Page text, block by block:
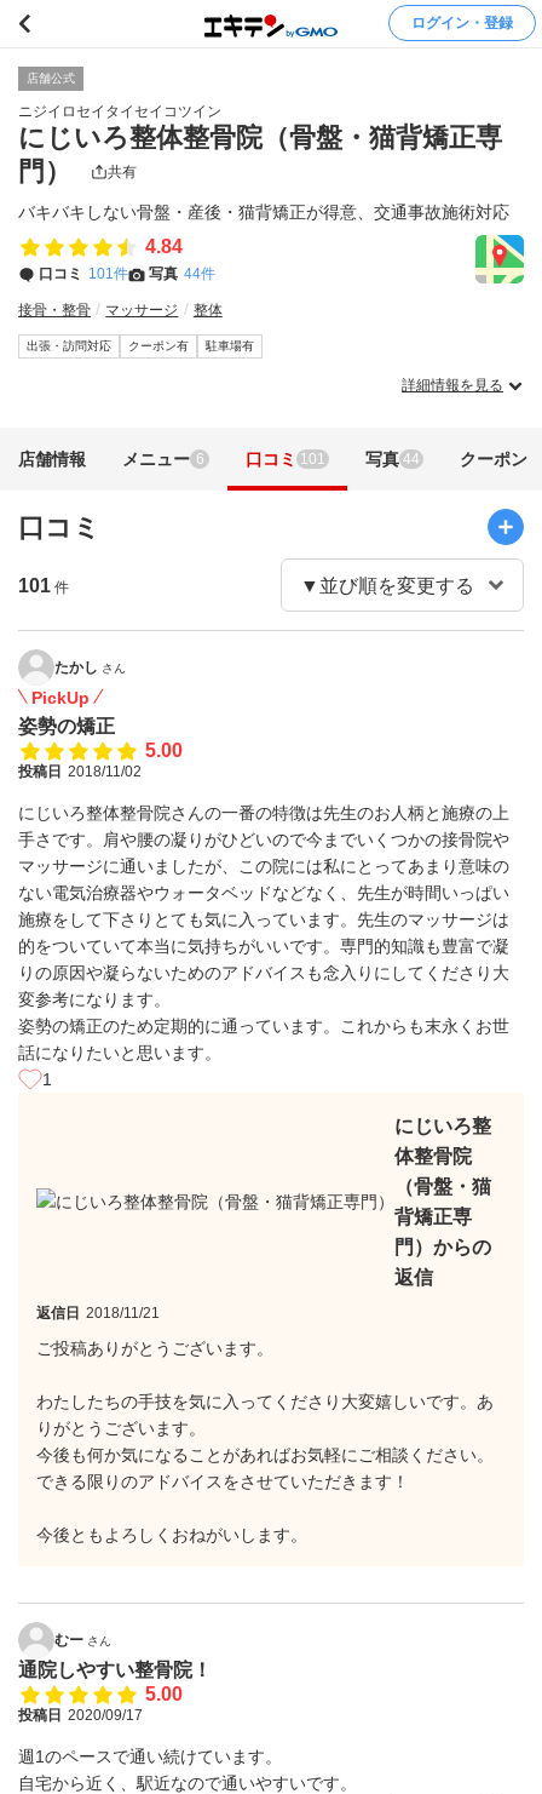
ログイン・登録
店舗公式
ニジイロセイタイセイコツイン
にじいろ整体整骨院（骨盤・猫背矯正専
門）
共有
バキバキしない骨盤・産後・猫背矯正が得意、交通事故施術対応
4.84
口コミ 101件 写真 44件
接骨・整骨 マッサージ 整体
出張・訪問対応 クーポン有 駐車場有
詳細情報を見る
店舗情報 メニュー 6 口コミ 101 写真 44 クーポン
口コミ
101 件
たかし さん
PickUp
姿勢の矯正
5.00
投稿日 2018/11/02
にじいろ整体整骨院さんの一番の特徴は先生のお人柄と施療の上
手さです。肩や腰の凝りがひどいので今までいくつかの接骨院や
マッサージに通いましたが、この院には私にとってあまり意味の
ない電気治療器やウォータベッドなどなく、先生が時間いっぱい
施療をして下さりとても気に入っています。先生のマッサージは
的をついていて本当に気持ちがいいです。専門的知識も豊富で凝
りの原因や凝らないためのアドバイスも念入りにしてくださり大
変参考になります。
姿勢の矯正のため定期的に通っています。これからも末永くお世
話になりたいと思います。
1
にじいろ整
体整骨院
（骨盤・猫
背矯正専
門）からの
返信
返信日 2018/11/21
ご投稿ありがとうございます。
わたしたちの手技を気に入ってくださり大変嬉しいです。あ
りがとうございます。
今後も何か気になることがあればお気軽にご相談ください。
できる限りのアドバイスをさせていただきます！
今後ともよろしくおねがいします。
むー さん
通院しやすい整骨院！
5.00
投稿日 2020/09/17
週1のペースで通い続けています。
自宅から近く、駅近なので通いやすいです。